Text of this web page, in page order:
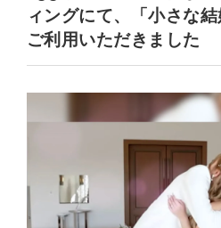
ィングにて、「小さな
ご利用いただきました